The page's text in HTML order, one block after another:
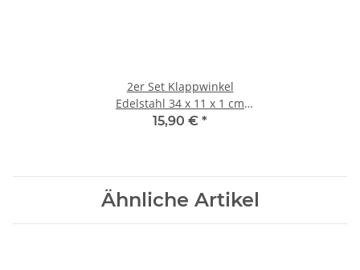
2er Set Klappwinkel
Edelstahl 34 x 11 x 1 cm
Traglast 55 kg
15,90 € *
Ähnliche Artikel